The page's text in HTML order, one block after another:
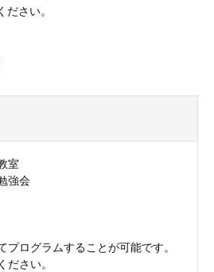
さい。
室
強会
ログラムすることが可能です。
さい。